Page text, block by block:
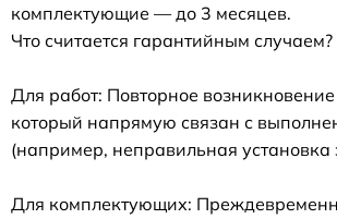
комплектующие — до 3 месяцев.
Что считается гарантийным случаем?
Для работ: Повторное
который напрямую связан с
(например, неправильная установка
Для комплектующих: